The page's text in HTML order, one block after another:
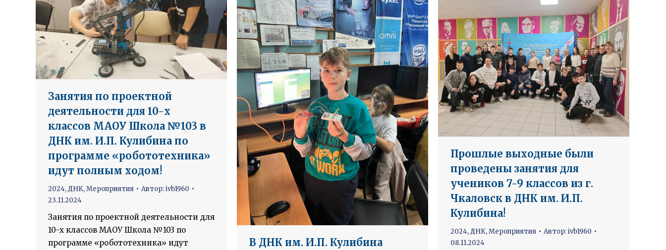
Занятия по проектной
деятельности для 10-х
классов МАОУ Школа №103 в
ДНК им. И.П. Кулибина по
программе «робототехника»
идут полным ходом!
2024,ДНК,Мероприятия Автор:ivb1960
23.11.2024
Занятия по проектной деятельности для
10-х классов МАОУ Школа №103 по
программе «робототехника» идут
В ДНК им. И.П. Кулибина
Прошлые выходные были
проведены занятия для
учеников 7-9 классов из г.
Чкаловск в ДНК им. И.П.
Кулибина!
2024,ДНК,Мероприятия Автор:ivb1960
08.11.2024